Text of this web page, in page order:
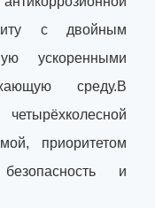
с двойным
ускоренными
среду.В
приоритетом
и